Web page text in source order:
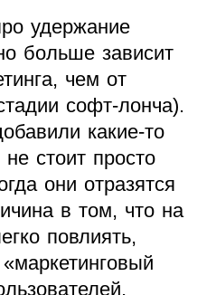
удержание
больше зависит
чем от
софт-лонча).
какие-то
стоит просто
они отразятся
в том, что на
повлиять,